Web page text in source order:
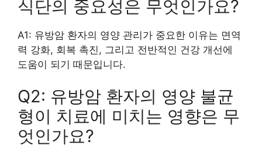
식단의 중요성은 무엇인가요?
A1: 유방암 환자의 영양 관리가 중요한 이유는 면역
력 강화, 회복 촉진, 그리고 전반적인 건강 개선에
도움이 되기 때문입니다.
Q2: 유방암 환자의 영양 불균
형이 치료에 미치는 영향은 무
엇인가요?